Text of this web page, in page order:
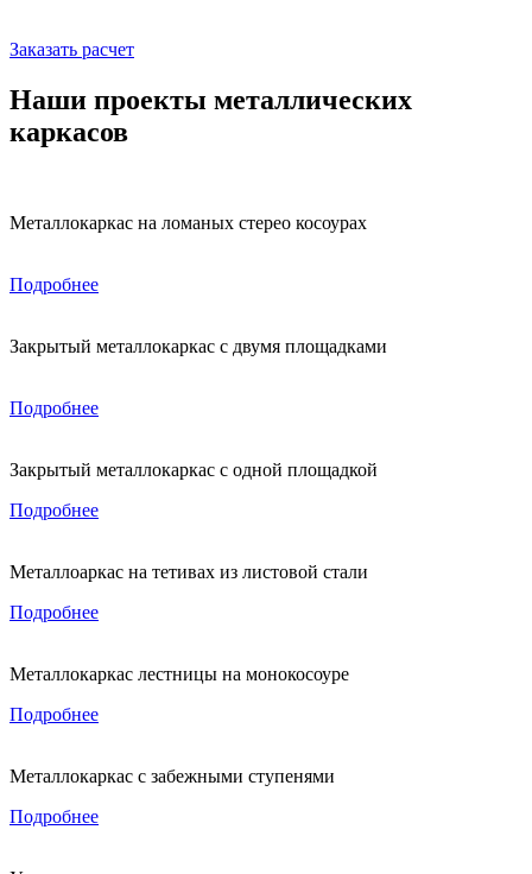
Заказать расчет
Наши проекты металлических
каркасов
Металлокаркас на ломаных стерео косоурах
Подробнее
Закрытый металлокаркас с двумя площадками
Подробнее
Закрытый металлокаркас с одной площадкой
Подробнее
Металлоаркас на тетивах из листовой стали
Подробнее
Металлокаркас лестницы на монокосоуре
Подробнее
Металлокаркас с забежными ступенями
Подробнее